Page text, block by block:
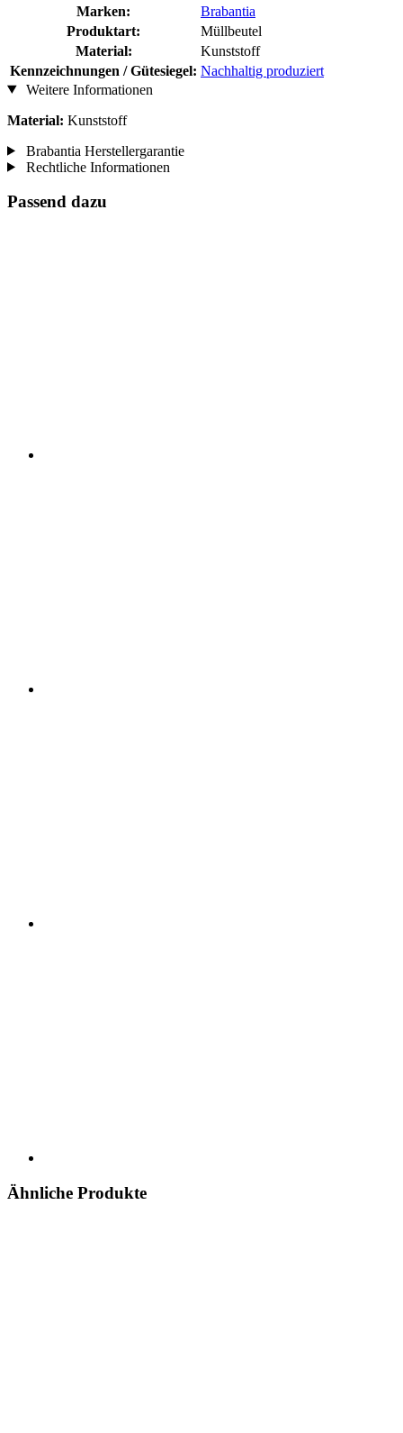
Marken:
Brabantia
Produktart:
Müllbeutel
Material:
Kunststoff
Kennzeichnungen / Gütesiegel: Nachhaltig produziert
Weitere Informationen
Material: Kunststoff
Brabantia Herstellergarantie
Rechtliche Informationen
Passend dazu
Ähnliche Produkte